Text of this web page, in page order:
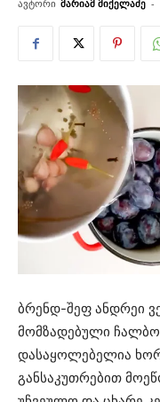
ავტორი მარიამ მიქელაძე -
ბრენდ-შეფ ანდრეი
მომზადებული
დასაყოლებელია
განსაკუთრებით